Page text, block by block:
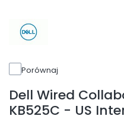
Porównaj
Dell Wired
KB525C - US